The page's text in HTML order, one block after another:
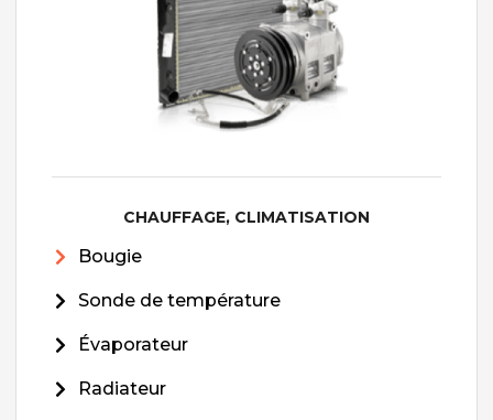
CHAUFFAGE, CLIMATISATION
Bougie
Sonde de température
Évaporateur
Radiateur